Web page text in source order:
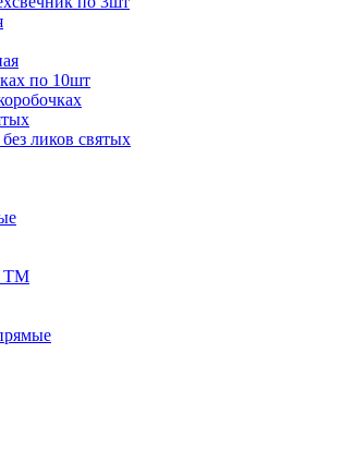
по 10шт
ликов святых
ТМ